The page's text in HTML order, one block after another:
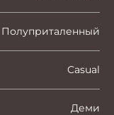
Полуприталенный
Casual
Деми